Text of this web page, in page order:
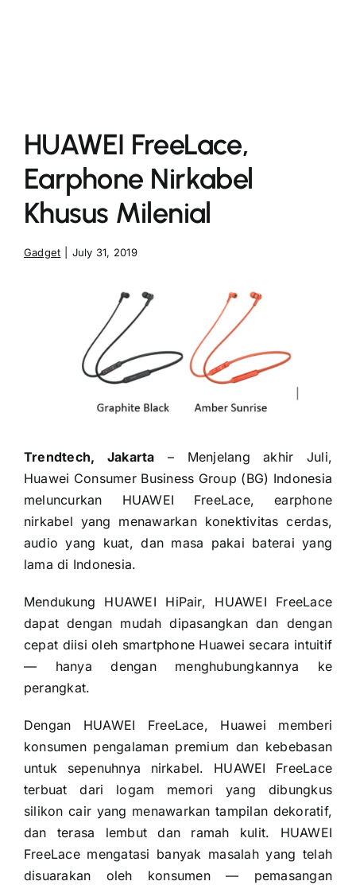
HUAWEI FreeLace,
Earphone Nirkabel
Khusus Milenial
Gadget July 31, 2019
Trendtech, Jakarta – Menjelang akhir Juli,
Huawei Consumer Business Group (BG) Indonesia
meluncurkan HUAWEI FreeLace, earphone
nirkabel yang menawarkan konektivitas cerdas,
audio yang kuat, dan masa pakai baterai yang
lama di Indonesia.
Mendukung HUAWEI HiPair, HUAWEI FreeLace
dapat dengan mudah dipasangkan dan dengan
cepat diisi oleh smartphone Huawei secara intuitif
— hanya dengan menghubungkannya ke
perangkat.
Dengan HUAWEI FreeLace, Huawei memberi
konsumen pengalaman premium dan kebebasan
untuk sepenuhnya nirkabel. HUAWEI FreeLace
terbuat dari logam memori yang dibungkus
silikon cair yang menawarkan tampilan dekoratif,
dan terasa lembut dan ramah kulit. HUAWEI
FreeLace mengatasi banyak masalah yang telah
disuarakan oleh konsumen — pemasangan